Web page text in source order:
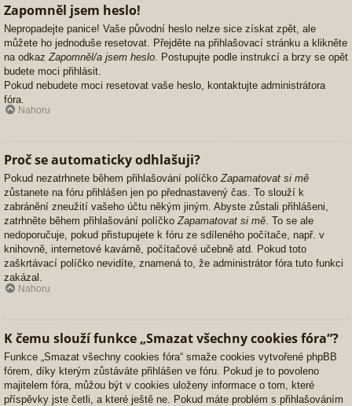
Zapomněl jsem heslo!
Nepropadejte panice! Vaše původní heslo nelze sice získat zpět, ale
můžete ho jednoduše resetovat. Přejděte na přihlašovací stránku a klikněte
na odkaz Zapomněl/a jsem heslo . Postupujte podle instrukcí a brzy se opět
budete moci přihlásit.
Pokud nebudete moci resetovat vaše heslo, kontaktujte administrátora
fóra.
Nahoru
Proč se automaticky odhlašuji?
Pokud nezatrhnete během přihlašování políčkoZapamatovat si mě
zůstanete na fóru přihlášen jen po přednastavený čas. To slouží k
zabránění zneužití vašeho účtu někým jiným. Abyste zůstali přihlášeni,
zatrhněte během přihlašování políčkoZapamatovat si mě. To se ale
nedoporučuje, pokud přistupujete k fóru ze sdíleného počítače, např. v
knihovně, internetové kavárně, počítačové učebně atd. Pokud toto
zaškrtávací políčko nevidíte, znamená to, že administrátor fóra tuto funkci
zakázal.
Nahoru
K čemu slouží funkce „Smazat všechny cookies fóra“?
Funkce „Smazat všechny cookies fóra“ smaže cookies vytvořené phpBB
fórem, díky kterým zůstáváte přihlášen ve fóru. Pokud je to povoleno
majitelem fóra, můžou být v cookies uloženy informace o tom, které
příspěvky jste četli, a které ještě ne. Pokud máte problém s přihlašováním